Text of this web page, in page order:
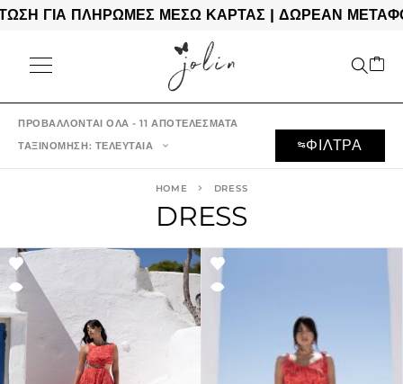
ΠΛΗΡΩΜΕΣ ΜΕΣΩ ΚΑΡΤΑΣ | ΔΩΡΕΑΝ ΜΕΤΑΦΟΡΙΚΑ
ΠΡΟΒΆΛΛΟΝΤΑΙ ΌΛΑ - 11 ΑΠΟΤΕΛΈΣΜΑΤΑ
ΤΑΞΙΝΌΜΗΣΗ: ΤΕΛΕΥΤΑΊΑ
ΦΙΛΤΡΑ
DRESS
HOME DRESS